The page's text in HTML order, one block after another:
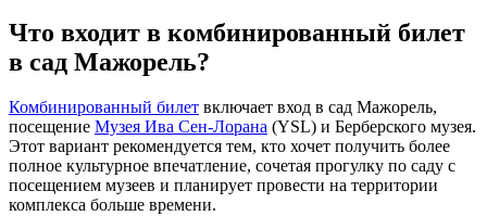
Что входит в комбинированный билет
в сад Мажорель?
Комбинированный билет включает вход в сад Мажорель,
посещение Музея Ива Сен-Лорана (YSL) и Берберского музея.
Этот вариант рекомендуется тем, кто хочет получить более
полное культурное впечатление, сочетая прогулку по саду с
посещением музеев и планирует провести на территории
комплекса больше времени.